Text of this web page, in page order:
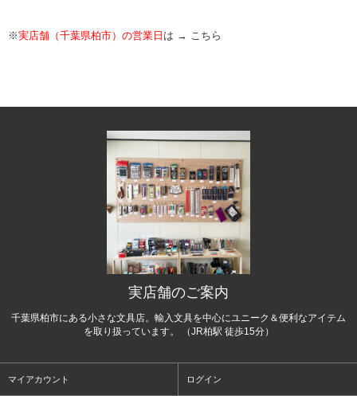
※実店舗（千葉県柏市）の営業日 は → こちら
実店舗のご案内
千葉県柏市にある小さな文具店。輸入文具を中心にユニーク＆便利なアイテム
を取り扱っています。 （JR柏駅 徒歩15分）
マイアカウント ログイン